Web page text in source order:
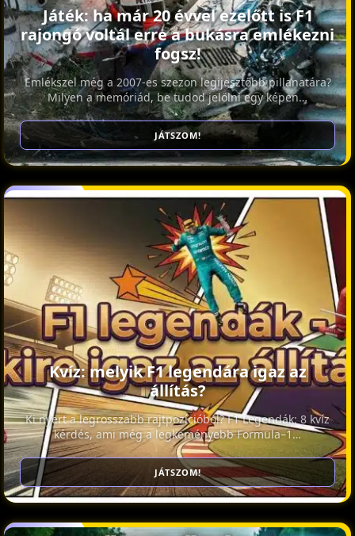
Játék: ha már 20 évvel ezelőtt is F1
rajongó voltál erre a bukásra emlékezni
fogsz!
Emlékszel még a 2007-es szezon legijesztőbb pillanatára?
Milyen a memóriád, be tudod jelölni egy képen…
JÁTSZOM!
Kvíz: melyik F1 legendára igaz az
állítás?
Ki nyert a legrosszabb rajtpozícióból? F1 Legendák: 8 kvíz
kérdés, ami még a legkeményebb Formula–1…
JÁTSZOM!